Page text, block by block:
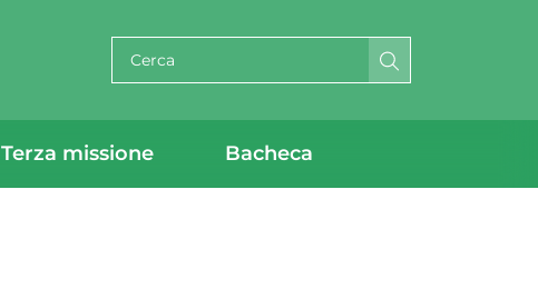
Terza missione Bacheca